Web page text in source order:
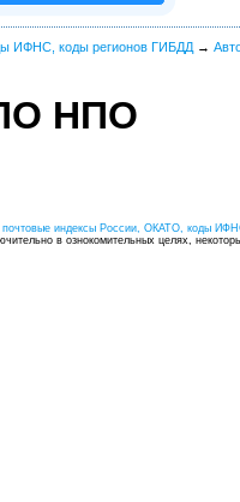
ИФНС, коды регионов ГИБДД →
НПО
почтовые индексы России, ОКАТО, коды
в ознокомительных целях,